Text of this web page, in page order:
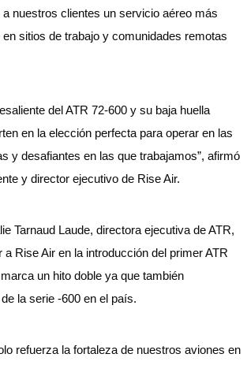
nuestros clientes un servicio aéreo más
sitios de trabajo y comunidades remotas
del ATR 72-600 y su baja huella
en la elección perfecta para operar en las
y desafiantes en las que trabajamos”, afirmó
y director ejecutivo de Rise Air.
Tarnaud Laude, directora ejecutiva de ATR,
a Rise Air en la introducción del primer ATR
un hito doble ya que también
la serie -600 en el país.
refuerza la fortaleza de nuestros aviones en